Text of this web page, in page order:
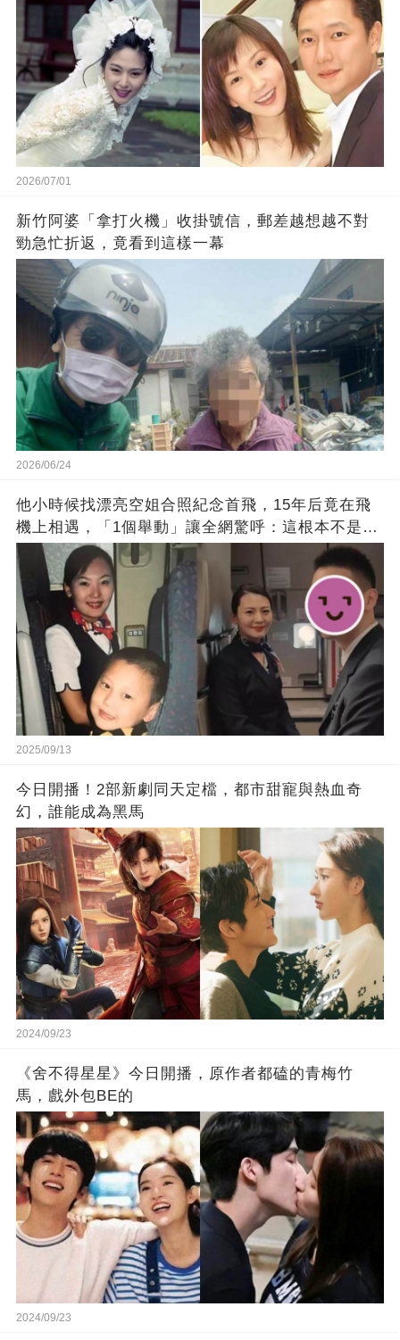
2026/07/01
新竹阿婆「拿打火機」收掛號信，郵差越想越不對
勁急忙折返，竟看到這樣一幕
2026/06/24
他小時候找漂亮空姐合照紀念首飛，15年后竟在飛
機上相遇，「1個舉動」讓全網驚呼：這根本不是巧
合！
2025/09/13
今日開播！2部新劇同天定檔，都市甜寵與熱血奇
幻，誰能成為黑馬
2024/09/23
《舍不得星星》今日開播，原作者都磕的青梅竹
馬，戲外包BE的
2024/09/23